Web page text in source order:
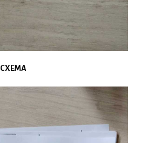
СХЕМА